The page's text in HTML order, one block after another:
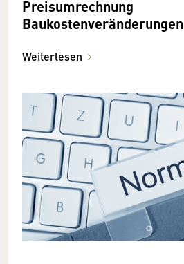
Preisumrechnung
Baukostenveränderungen
Weiterlesen